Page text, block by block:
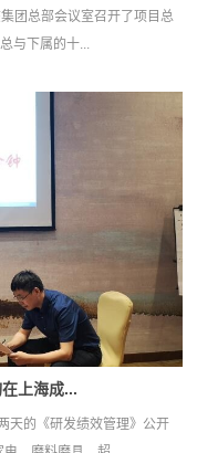
团总部会议室召开了项目总
与下属的十...
上海成...
天的《研发绩效管理》公开